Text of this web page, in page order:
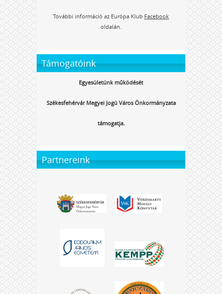
További információ az Európa Klub Facebook
oldalán.
Támogatóink
Egyesületünk működését
Székesfehérvár Megyei Jogú Város Önkormányzata
támogatja.
Partnereink